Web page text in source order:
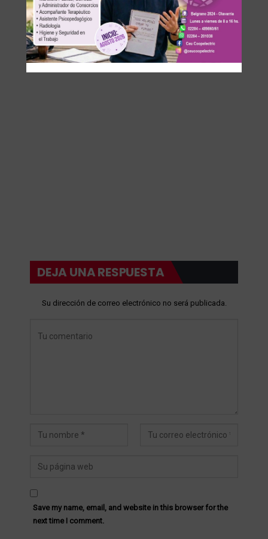
DEJA UNA RESPUESTA
Su dirección de correo electrónico no será publicada.
Save my name, email, and website in this browser for the
next time I comment.